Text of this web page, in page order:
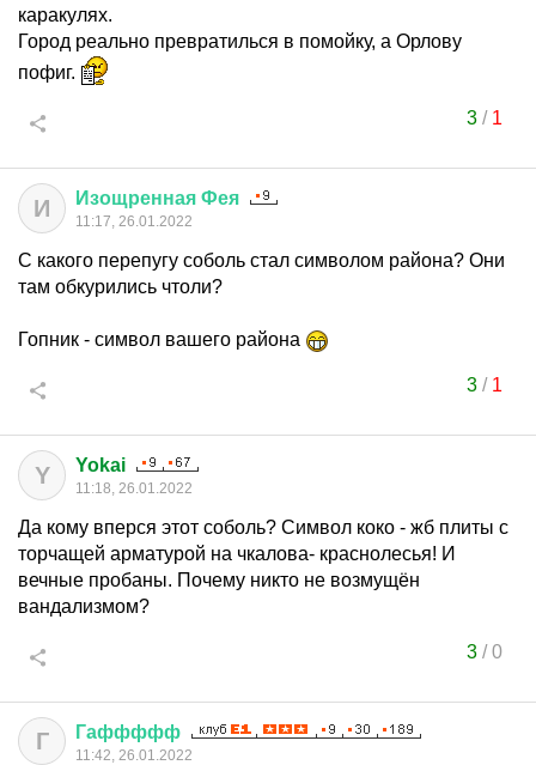
каракулях.
Город реально превратилься в помойку, а Орлову
пофиг.
3/ 1
И Изощренная Фея
11:17, 26.01.2022
С какого перепугу соболь стал символом района? Они
там обкурились чтоли?
Гопник - символ вашего района
3/ 1
Y Yokai
11:18, 26.01.2022
Да кому вперся этот соболь? Символ коко - жб плиты с
торчащей арматурой на чкалова- краснолесья! И
вечные пробаны. Почему никто не возмущён
вандализмом?
3/0
Г Гаффффф
11:42, 26.01.2022